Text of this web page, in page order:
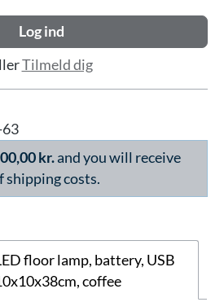
Log ind
Tilmeld dig
kr.and you will receive
shipping costs.
floor lamp, battery, USB
coffee